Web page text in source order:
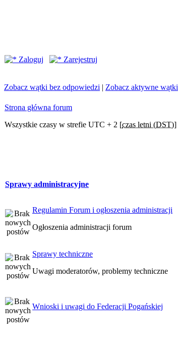
Zaloguj
Zarejestruj
Zobacz wątki bez odpowiedzi | Zobacz aktywne wątki
Strona główna forum
Wszystkie czasy w strefie UTC + 2 [czas letni (DST)]
Sprawy administracyjne
Regulamin Forum i ogłoszenia administracji
Ogłoszenia administracji forum
Sprawy techniczne
Uwagi moderatorów, problemy techniczne
Wnioski i uwagi do Federacji Pogańskiej